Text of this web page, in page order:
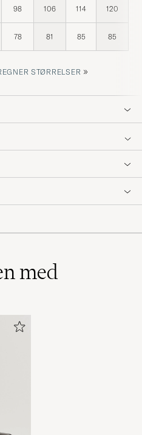
98 106 114 120
78 81 85 85
STØRRELSER »
med